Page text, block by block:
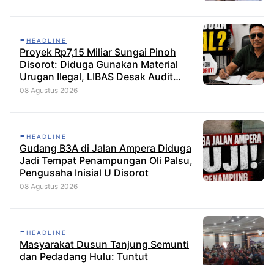
HEADLINE
Proyek Rp7,15 Miliar Sungai Pinoh
Disorot: Diduga Gunakan Material
Urugan Ilegal, LIBAS Desak Audit
Menyeluruh
08 Agustus 2026
HEADLINE
Gudang B3A di Jalan Ampera Diduga
Jadi Tempat Penampungan Oli Palsu,
Pengusaha Inisial U Disorot
08 Agustus 2026
HEADLINE
Masyarakat Dusun Tanjung Semunti
dan Pedadang Hulu: Tuntut